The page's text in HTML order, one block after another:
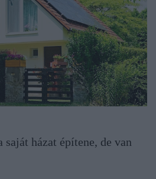
saját házat építene, de van